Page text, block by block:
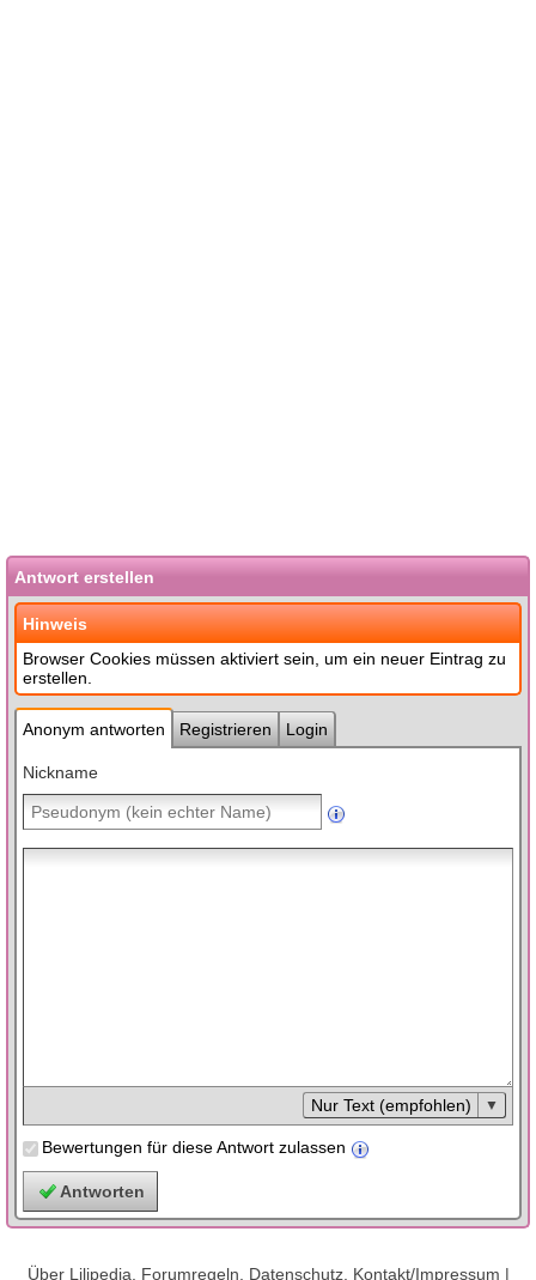
Antwort erstellen
Hinweis
Browser Cookies müssen aktiviert sein, um ein neuer Eintrag zu
erstellen.
Anonym antworten Registrieren Login
Nickname
Nur Text (empfohlen)
Bewertungen für diese Antwort zulassen
Über Lilipedia, Forumregeln, Datenschutz, Kontakt/Impressum |